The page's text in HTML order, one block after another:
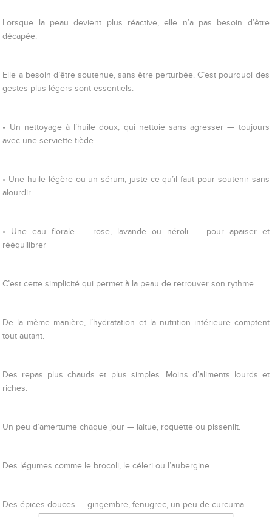
Lorsque la peau devient plus réactive, elle n’a pas besoin d’être
décapée.
Elle a besoin d’être soutenue, sans être perturbée. C’est pourquoi des
gestes plus légers sont essentiels.
• Un nettoyage à l’huile doux, qui nettoie sans agresser — toujours
avec une serviette tiède
• Une huile légère ou un sérum, juste ce qu’il faut pour soutenir sans
alourdir
• Une eau florale — rose, lavande ou néroli — pour apaiser et
rééquilibrer
C’est cette simplicité qui permet à la peau de retrouver son rythme.
De la même manière, l’hydratation et la nutrition intérieure comptent
tout autant.
Des repas plus chauds et plus simples. Moins d’aliments lourds et
riches.
Un peu d’amertume chaque jour — laitue, roquette ou pissenlit.
Des légumes comme le brocoli, le céleri ou l’aubergine.
Des épices douces — gingembre, fenugrec, un peu de curcuma.